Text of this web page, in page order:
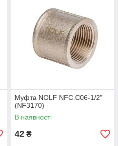
Муфта NOLF NFC.C06-1/2"
(NF3170)
В наявності
42 ₴